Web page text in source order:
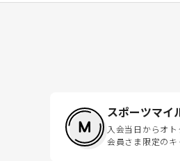
スポーツマイ
入会当日からオト
会員さま限定のキ